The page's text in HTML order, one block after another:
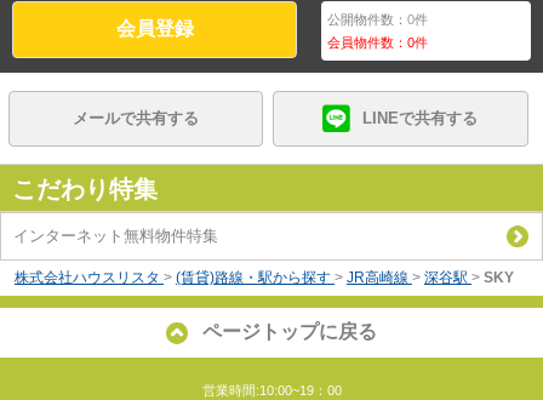
会員登録 公開物件数：0件
会員物件数：0件
メールで共有する LINEで共有する
こだわり特集
インターネット無料物件特集
株式会社ハウスリスタ > (賃貸)路線・駅から探す > JR高崎線 > 深谷駅 > SKY
ページトップに戻る
営業時間:10:00~19：00